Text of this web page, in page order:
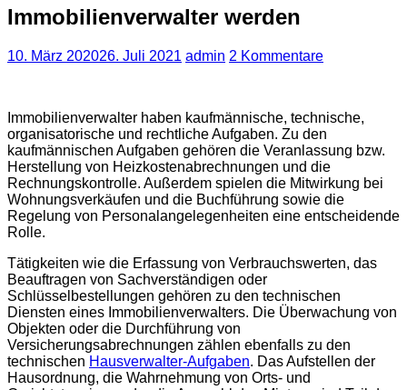
Immobilienverwalter werden
10. März 202026. Juli 2021 admin 2 Kommentare
Immobilienverwalter haben kaufmännische, technische,
organisatorische und rechtliche Aufgaben. Zu den
kaufmännischen Aufgaben gehören die Veranlassung bzw.
Herstellung von Heizkostenabrechnungen und die
Rechnungskontrolle. Außerdem spielen die Mitwirkung bei
Wohnungsverkäufen und die Buchführung sowie die
Regelung von Personalangelegenheiten eine entscheidende
Rolle.
Tätigkeiten wie die Erfassung von Verbrauchswerten, das
Beauftragen von Sachverständigen oder
Schlüsselbestellungen gehören zu den technischen
Diensten eines Immobilienverwalters. Die Überwachung von
Objekten oder die Durchführung von
Versicherungsabrechnungen zählen ebenfalls zu den
technischen Hausverwalter-Aufgaben. Das Aufstellen der
Hausordnung, die Wahrnehmung von Orts- und